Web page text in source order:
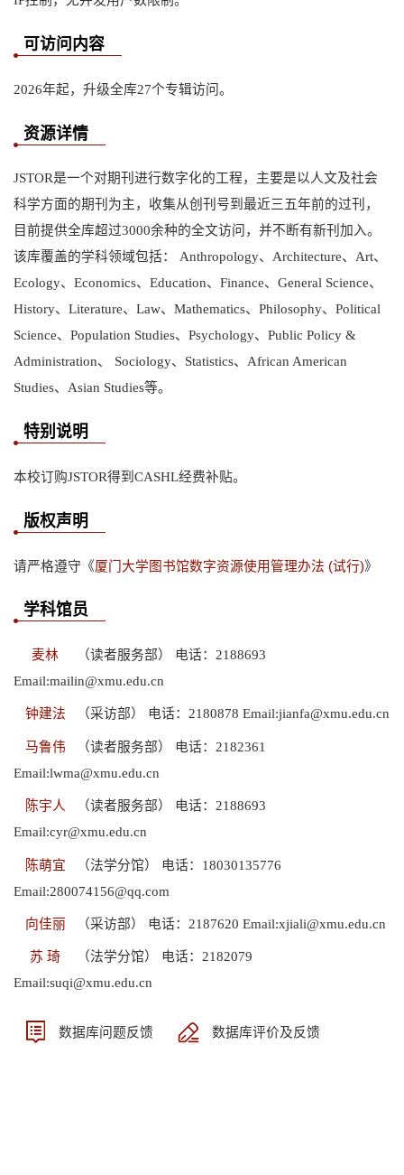
可访问内容
2026年起，升级全库27个专辑访问。
资源详情
JSTOR是一个对期刊进行数字化的工程，主要是以人文及社会
科学方面的期刊为主，收集从创刊号到最近三五年前的过刊，
目前提供全库超过3000余种的全文访问，并不断有新刊加入。
该库覆盖的学科领域包括： Anthropology、Architecture、Art、
Ecology、Economics、Education、Finance、General Science、
History、Literature、Law、Mathematics、Philosophy、Political
Science、Population Studies、Psychology、Public Policy &
Administration、 Sociology、Statistics、African American
Studies、Asian Studies等。
特别说明
本校订购JSTOR得到CASHL经费补贴。
版权声明
请严格遵守《厦门大学图书馆数字资源使用管理办法 (试行)》
学科馆员
麦林
（读者服务部） 电话：2188693
Email:mailin@xmu.edu.cn
钟建法 （采访部） 电话：2180878 Email:jianfa@xmu.edu.cn
马鲁伟
（读者服务部） 电话：2182361
Email:lwma@xmu.edu.cn
陈宇人
（读者服务部） 电话：2188693
Email:cyr@xmu.edu.cn
陈萌宜
（法学分馆） 电话：18030135776
Email:280074156@qq.com
向佳丽 （采访部） 电话：2187620 Email:xjiali@xmu.edu.cn
苏 琦
（法学分馆） 电话：2182079
Email:suqi@xmu.edu.cn
数据库问题反馈 数据库评价及反馈